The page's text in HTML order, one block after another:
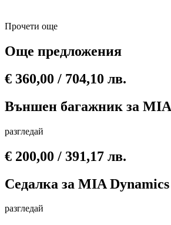
Прочети още
Още предложения
€ 360,00 / 704,10 лв.
Външен багажник за
разгледай
€ 200,00 / 391,17 лв.
Седалка за MIA Dynamics
разгледай